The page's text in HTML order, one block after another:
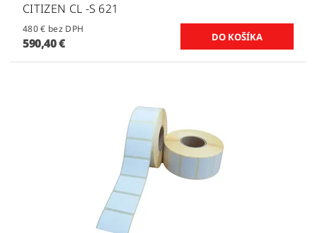
CITIZEN CL -S 621
480 € bez DPH
590,40 €